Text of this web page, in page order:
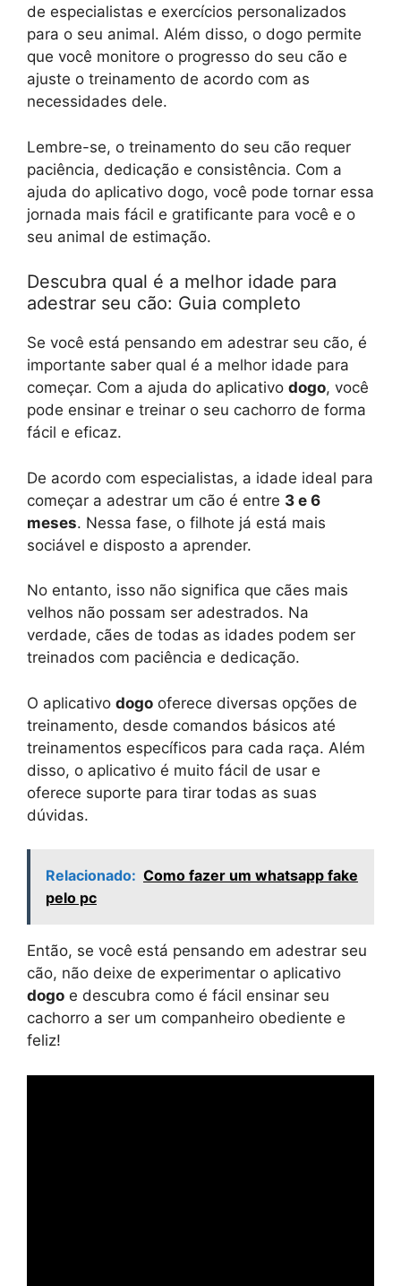
de especialistas e exercícios personalizados
para o seu animal. Além disso, o dogo permite
que você monitore o progresso do seu cão e
ajuste o treinamento de acordo com as
necessidades dele.
Lembre-se, o treinamento do seu cão requer
paciência, dedicação e consistência. Com a
ajuda do aplicativo dogo, você pode tornar essa
jornada mais fácil e gratificante para você e o
seu animal de estimação.
Descubra qual é a melhor idade para
adestrar seu cão: Guia completo
Se você está pensando em adestrar seu cão, é
importante saber qual é a melhor idade para
começar. Com a ajuda do aplicativo dogo, você
pode ensinar e treinar o seu cachorro de forma
fácil e eficaz.
De acordo com especialistas, a idade ideal para
começar a adestrar um cão é entre 3 e 6
meses. Nessa fase, o filhote já está mais
sociável e disposto a aprender.
No entanto, isso não significa que cães mais
velhos não possam ser adestrados. Na
verdade, cães de todas as idades podem ser
treinados com paciência e dedicação.
O aplicativo dogo oferece diversas opções de
treinamento, desde comandos básicos até
treinamentos específicos para cada raça. Além
disso, o aplicativo é muito fácil de usar e
oferece suporte para tirar todas as suas
dúvidas.
Relacionado: Como fazer um whatsapp fake
pelo pc
Então, se você está pensando em adestrar seu
cão, não deixe de experimentar o aplicativo
dogo e descubra como é fácil ensinar seu
cachorro a ser um companheiro obediente e
feliz!